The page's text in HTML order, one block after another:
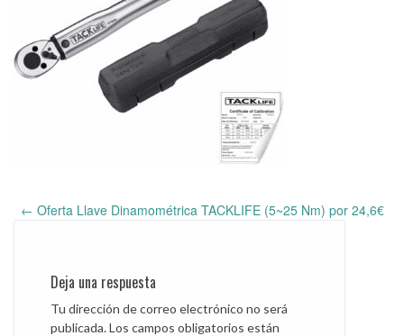
Post
← Oferta Llave Dinamométrica TACKLIFE (5~25 Nm) por 24,6€
Deja una respuesta
Tu dirección de correo electrónico no será
publicada.Los campos obligatorios están